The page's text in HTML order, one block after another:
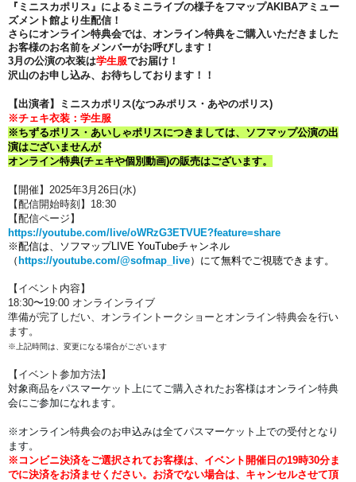
『ミニスカポリス』によるミニライブの様子をフマップAKIBAアミュー
ズメント館より生配信！
さらにオンライン特典会では、オンライン特典をご購入いただきました
お客様のお名前をメンバーがお呼びします！
3月の公演の衣装は学生服でお届け！
沢山のお申し込み、お待ちしております！！
【出演者】ミニスカポリス(なつみポリス・あやのポリス)
※チェキ衣装：学生服
※ちずるポリス・あいしゃポリスにつきましては、ソフマップ公演の出
演はございませんが
オンライン特典(チェキや個別動画)の販売はございます。
【開催】2025年3月26日(水)
【配信開始時刻】18:30
【配信ページ】
https://youtube.com/live/oWRzG3ETVUE?feature=share
※配信は、ソフマップLIVE YouTubeチャンネル
（ https://youtube.com/@sofmap_live）にて無料でご視聴できます。
【イベント内容】
18:30〜19:00 オンラインライブ
準備が完了しだい、オンライントークショーとオンライン特典会を行い
ます。
※上記時間は、変更になる場合がございます
【イベント参加方法】
対象商品をパスマーケット上にてご購入されたお客様はオンライン特典
会にご参加になれます。
※オンライン特典会のお申込みは全てパスマーケット上での受付となり
ます。
※コンビニ決済をご選択されてお客様は、イベント開催日の19時30分ま
でに決済をお済ませください。 お済でない場合は、キャンセルさせて頂